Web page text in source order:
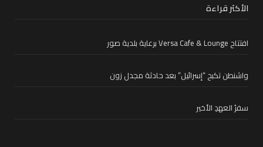
الأكثر قراءة
افتتاح Versa Cafe & Lounge برعاية بلدية صور
واشنطن تكبح “إسرائيل” بعد حادثة مجدل زون
سفرُ العهدِ الأخير